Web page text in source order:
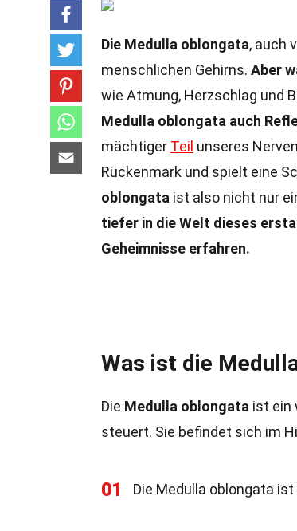
Die Medulla oblongata, auch
menschlichen Gehirns. Aber
wie Atmung, Herzschlag und
Medulla oblongata auch
mächtiger Teil unseres
Rückenmark und spielt eine
oblongata ist also nicht nur
tiefer in die Welt dieses
Geheimnisse erfahren.
Was ist die
Die Medulla oblongata ist ein
steuert. Sie befindet sich im
01 Die Medulla oblongata